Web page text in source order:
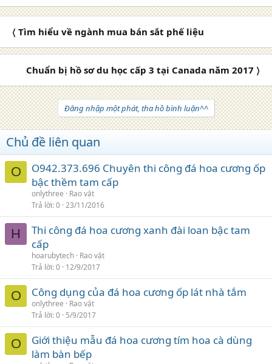
〈 Tìm hiểu về ngành mua bán sắt phế liệu
Chuẩn bị hồ sơ du học cấp 3 tại Canada năm 2017 〉
Đăng nhập một phát, tha hồ bình luận^^
Chủ đề liên quan
O
O942.373.696 Chuyên thi công đá hoa cương ốp
bậc thềm tam cấp
onlythree
Rao vặt
Trả lời 0 23/11/2016
H
Thi công đá hoa cương xanh đài loan bậc tam
cấp
hoarubytech Rao vặt
Trả lời 0 12/9/2017
O Công dụng của đá hoa cương ốp lát nhà tắm
onlythree
Rao vặt
Trả lời 0 5/9/2017
O
Giới thiệu mẫu đá hoa cương tím hoa cà dùng
làm bàn bếp